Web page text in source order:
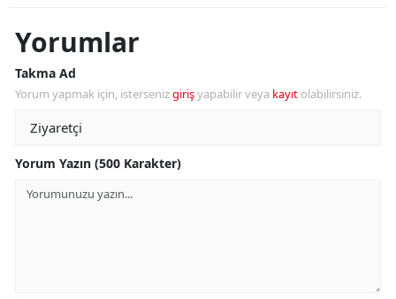
Yorumlar
Takma Ad
Yorum yapmak için, istersenizgirişyapabilir veya kayıt olabilirsiniz.
Yorum Yazın (500 Karakter)